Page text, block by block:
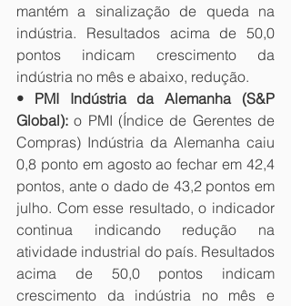
mantém a sinalização de queda na
indústria. Resultados acima de 50,0
pontos indicam crescimento da
indústria no mês e abaixo, redução.
• PMI Indústria da Alemanha (S&P
Global): o PMI (Índice de Gerentes de
Compras) Indústria da Alemanha caiu
0,8 ponto em agosto ao fechar em 42,4
pontos, ante o dado de 43,2 pontos em
julho. Com esse resultado, o indicador
continua indicando redução na
atividade industrial do país. Resultados
acima de 50,0 pontos indicam
crescimento da indústria no mês e